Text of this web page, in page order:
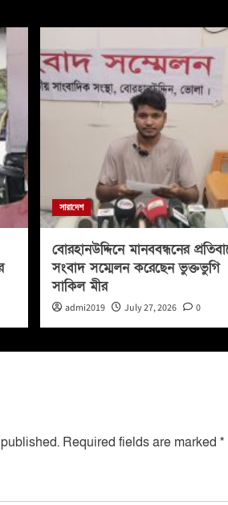
সারাদেশ
বোরহানউদ্দিনে মানববন্ধনের
সংবাদ সম্মেলন করেছেন ভুক্তভুগি
সাকিল মীর
admi2019 July 27, 2026 0
Required fields are marked *